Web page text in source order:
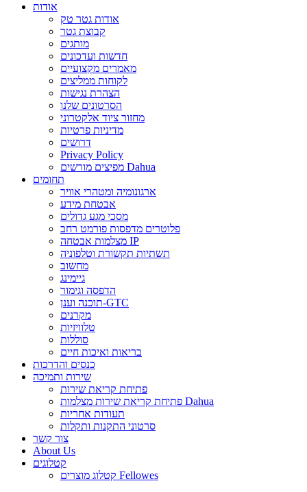
אודות
אודות גטר טק
קבוצת גטר
מותגים
חדשות ועדכונים
מאמרים מקצועיים
לקוחות ממליצים
הצהרת נגישות
הסרטונים שלנו
מחזור ציוד אלקטרוני
מדיניות פרטיות
דרושים
Privacy Policy
מפיצים מורשים Dahua
תחומים
ארגונומיה ומטהרי אוויר
אבטחת מידע
מסכי מגע גדולים
פלוטרים מדפסות פורמט רחב
מצלמות אבטחה IP
תשתיות תקשורת וטלפוניה
מחשוב
גיימינג
הדפסה וגימור
תוכנה וענן-GTC
מקרנים
טלוויזיות
סוללות
בריאות ואיכות חיים
כנסים והדרכות
שירות ותמיכה
פתיחת קריאת שירות
פתיחת קריאת שירות מצלמות Dahua
תעודות אחריות
סרטוני התקנות ותקלות
צור קשר
About Us
קטלוגים
קטלוג מוצרים Fellowes